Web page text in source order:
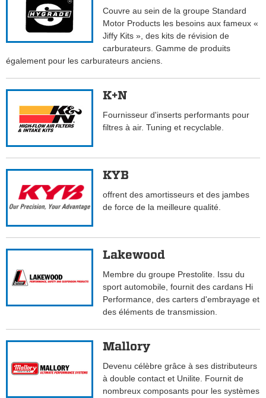
Couvre au sein de la groupe Standard
Motor Products les besoins aux fameux «
Jiffy Kits », des kits de révision de
carburateurs. Gamme de produits
également pour les carburateurs anciens.
K+N
Fournisseur d'inserts performants pour
filtres à air. Tuning et recyclable.
KYB
offrent des amortisseurs et des jambes
de force de la meilleure qualité.
Lakewood
Membre du groupe Prestolite. Issu du
sport automobile, fournit des cardans Hi
Performance, des carters d'embrayage et
des éléments de transmission.
Mallory
Devenu célèbre grâce à ses distributeurs
à double contact et Unilite. Fournit de
nombreux composants pour les systèmes